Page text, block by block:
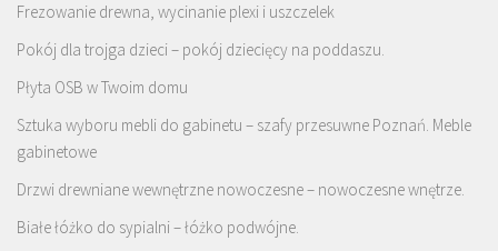
Frezowanie drewna, wycinanie plexi i uszczelek
Pokój dla trojga dzieci – pokój dziecięcy na poddaszu.
Płyta OSB w Twoim domu
Sztuka wyboru mebli do gabinetu – szafy przesuwne Poznań. Meble
gabinetowe
Drzwi drewniane wewnętrzne nowoczesne – nowoczesne wnętrze.
Białe łóżko do sypialni – łóżko podwójne.